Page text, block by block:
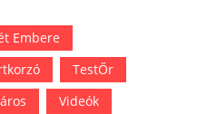
Embere
TestŐr
Videók